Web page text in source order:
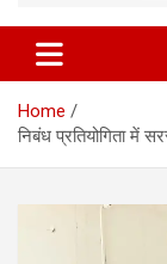
Sidhbali
Home
निबंध प्रतियोगिता में